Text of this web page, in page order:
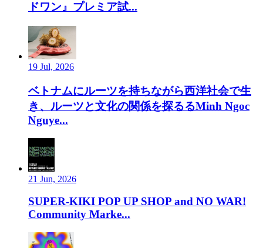
ドワン』プレミア試...
19 Jul, 2026
ベトナムにルーツを持ちながら西洋社会で生
き、ルーツと文化の関係を探るるMinh Ngoc
Nguye...
21 Jun, 2026
SUPER-KIKI POP UP SHOP and NO WAR!
Community Marke...